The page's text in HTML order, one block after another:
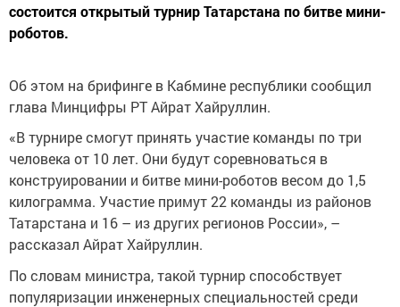
состоится открытый турнир Татарстана по битве мини-
роботов.
Об этом на брифинге в Кабмине республики сообщил
глава Минцифры РТ Айрат Хайруллин.
«В турнире смогут принять участие команды по три
человека от 10 лет. Они будут соревноваться в
конструировании и битве мини-роботов весом до 1,5
килограмма. Участие примут 22 команды из районов
Татарстана и 16 – из других регионов России», –
рассказал Айрат Хайруллин.
По словам министра, такой турнир способствует
популяризации инженерных специальностей среди